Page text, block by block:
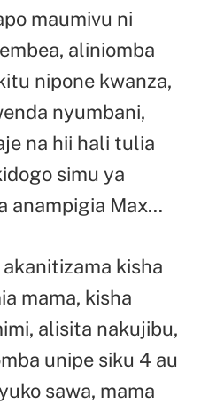
maumivu ni
aliniomba
nipone kwanza,
nyumbani,
na hii hali tulia
simu ya
anampigia Max…
kisha
mama, kisha
alisita nakujibu,
unipe siku 4 au
sawa, mama